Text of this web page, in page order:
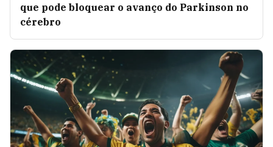
que pode bloquear o avanço do Parkinson no
cérebro